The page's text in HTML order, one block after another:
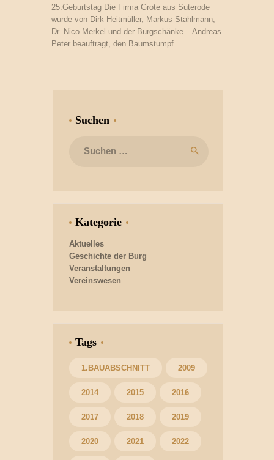
25.Geburtstag Die Firma Grote aus Suterode
wurde von Dirk Heitmüller, Markus Stahlmann,
Dr. Nico Merkel und der Burgschänke – Andreas
Peter beauftragt, den Baumstumpf…
Suchen
nach:
Kategorie
Aktuelles
Geschichte der Burg
Veranstaltungen
Vereinswesen
Tags
1.BAUABSCHNITT 2009
2014 2015 2016
2017 2018 2019
2020 2021 2022